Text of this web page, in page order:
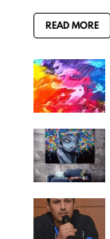
READ MORE